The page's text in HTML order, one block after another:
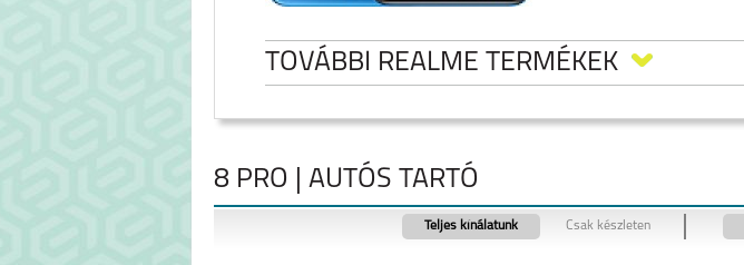
TOVÁBBI REALME TERMÉKEK
8 PRO | AUTÓS TARTÓ
Teljes kínálatunk Csak készleten